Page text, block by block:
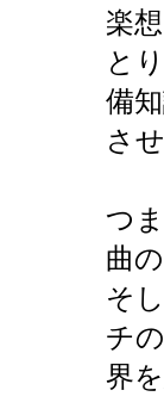
楽
と
備
さ
つ
曲
そ
チ
界